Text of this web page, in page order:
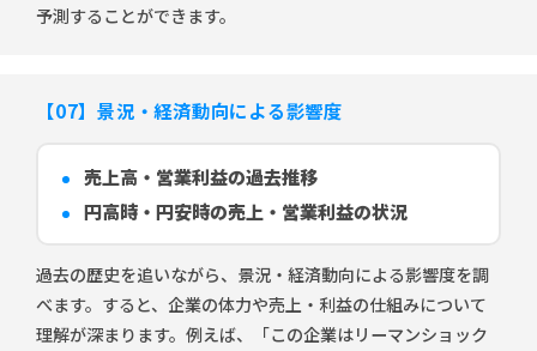
予測することができます。
【07】景況・経済動向による影響度
売上高・営業利益の過去推移
円高時・円安時の売上・営業利益の状況
過去の歴史を追いながら、景況・経済動向による影響度を調
べます。すると、企業の体力や売上・利益の仕組みについて
理解が深まります。例えば、「この企業はリーマンショック